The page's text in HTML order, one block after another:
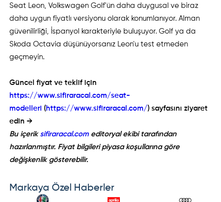
Seat Leon, Volkswagen Golf'ün daha duygusal ve biraz
daha uygun fiyatlı versiyonu olarak konumlanıyor. Alman
güvenilirliği, İspanyol karakteriyle buluşuyor. Golf ya da
Skoda Octavia düşünüyorsanız Leon'u test etmeden
geçmeyin.
Güncel fiyat ve teklif için
https://www.sifiraracal.com/seat-
modelleri (https://www.sifiraracal.com/) sayfasını ziyaret
edin →
Bu içerik sifiraracal.comeditoryal ekibi tarafından
hazırlanmıştır. Fiyat bilgileri piyasa koşullarına göre
değişkenlik gösterebilir.
Markaya Özel Haberler